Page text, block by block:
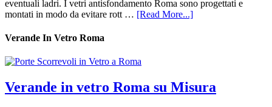
eventuali ladri. I vetri antisfondamento Roma sono progettati e
montati in modo da evitare rott … [Read More...]
Verande In Vetro Roma
Verande in vetro Roma su Misura